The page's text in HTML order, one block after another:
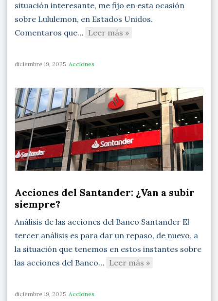
situación interesante, me fijo en esta ocasión
sobre Lululemon, en Estados Unidos.
Comentaros que… Leer más »
diciembre 19, 2025 Acciones
Acciones del Santander: ¿Van a subir
siempre?
Análisis de las acciones del Banco Santander El
tercer análisis es para dar un repaso, de nuevo, a
la situación que tenemos en estos instantes sobre
las acciones del Banco… Leer más »
diciembre 19, 2025 Acciones